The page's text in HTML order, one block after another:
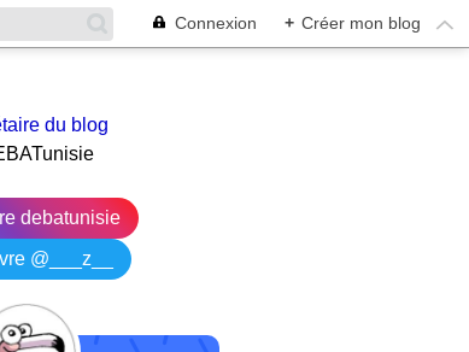
Connexion + Créer mon blog
du blog
debatunisie
@___z__